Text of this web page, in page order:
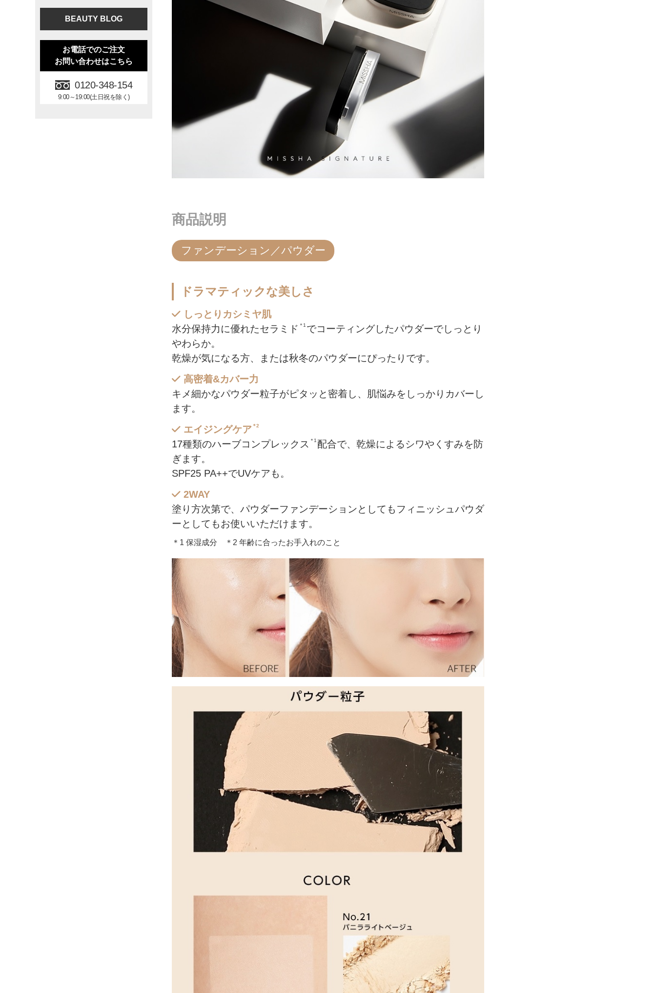
BEAUTY BLOG
お電話でのご注文
お問い合わせはこちら
0120-348-154
9:00～19:00(土日祝を除く)
商品説明
ファンデーション／パウダー
ドラマティックな美しさ
しっとりカシミヤ肌
水分保持力に優れたセラミド ＊1 でコーティングしたパウダーでしっとり
やわらか。
乾燥が気になる方、または秋冬のパウダーにぴったりです。
高密着&カバー力
キメ細かなパウダー粒子がピタッと密着し、肌悩みをしっかりカバーし
ます。
エイジングケア ＊2
17種類のハーブコンプレックス ＊1 配合で、乾燥によるシワやくすみを防
ぎます。
SPF25 PA++でUVケアも。
2WAY
塗り方次第で、パウダーファンデーションとしてもフィニッシュパウダ
ーとしてもお使いいただけます。
＊1 保湿成分 ＊2 年齢に合ったお手入れのこと